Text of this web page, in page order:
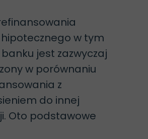
w tym
jest zazwyczaj
w porównaniu
z
do innej
Oto podstawowe